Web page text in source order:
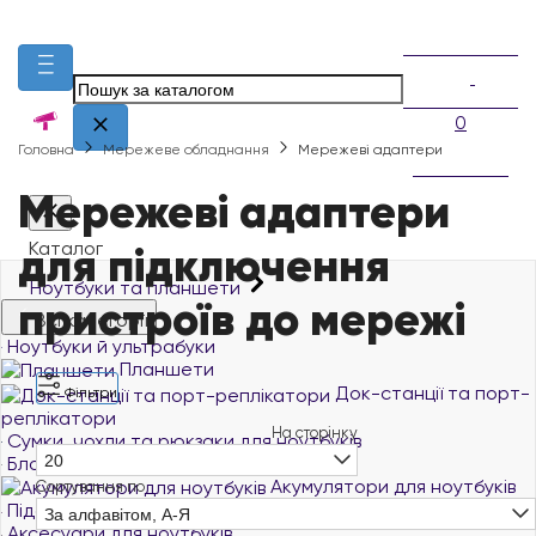
0
Каталог
Ноутбуки та планшети
Всі категорії
Ноутбуки й ультрабуки
Планшети
Док-станції та порт-
реплікатори
Сумки, чохли та рюкзаки для ноутбуків
Блоки живлення для ноутбуків
Акумулятори для ноутбуків
Підставки та столики для ноутбуків
Головна Мережеве обладнання Мережеві адаптери
Мережеві адаптери
для підключення
пристроїв до мережі
Фільтри
На сторінку
20
Сортування по
За алфавітом, А-Я